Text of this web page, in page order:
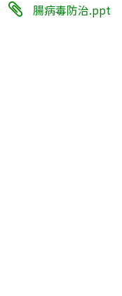
腸病毒防治.ppt